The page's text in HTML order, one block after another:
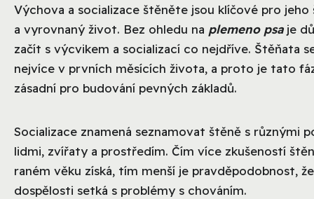
Výchova a socializace štěněte jsou klíčové pro jeho
a vyrovnaný život. Bez ohledu na plemeno psaje
začít s výcvikem a socializací co nejdříve. Štěňata
nejvíce v prvních měsících života, a proto je tato
zásadní pro budování pevných základů.
Socializace znamená seznamovat štěně s různými
lidmi, zvířaty a prostředím. Čím více zkušeností
raném věku získá, tím menší je pravděpodobnost,
dospělosti setká s problémy s chováním.